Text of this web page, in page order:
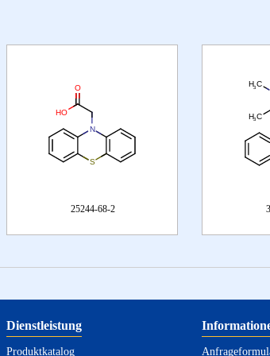
25244-68-2 37707-23-6
Dienstleistung
Produktkatalog